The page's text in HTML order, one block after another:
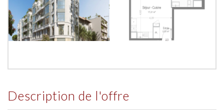
description de l'offre